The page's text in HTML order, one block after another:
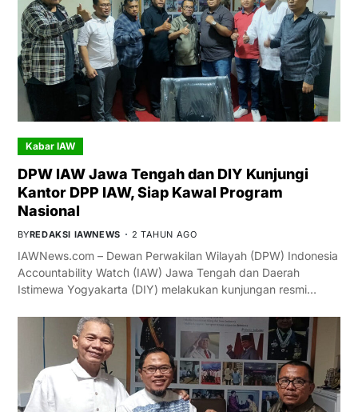
Kabar IAW
DPW IAW Jawa Tengah dan DIY Kunjungi
Kantor DPP IAW, Siap Kawal Program
Nasional
BYREDAKSI IAWNEWS 2 TAHUN AGO
IAWNews.com – Dewan Perwakilan Wilayah (DPW) Indonesia
Accountability Watch (IAW) Jawa Tengah dan Daerah
Istimewa Yogyakarta (DIY) melakukan kunjungan resmi…